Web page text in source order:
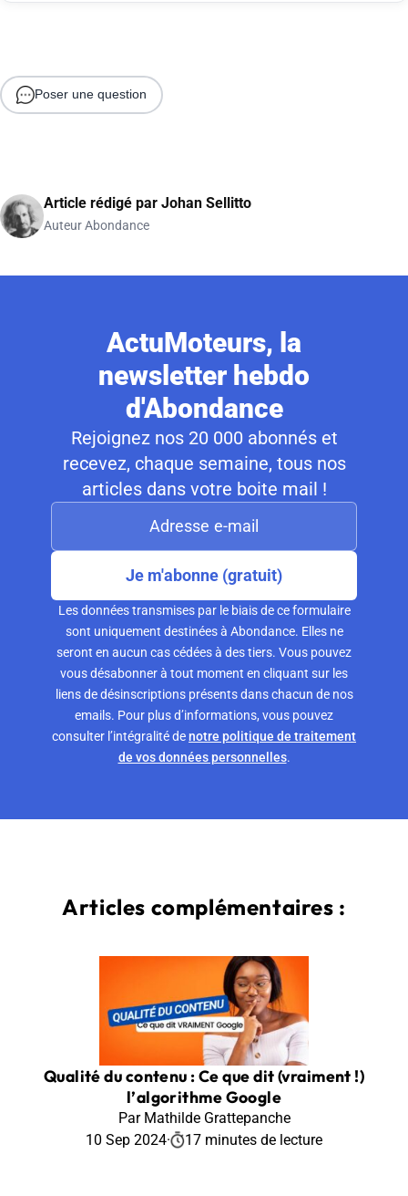
Poser une question
Article rédigé par Johan Sellitto
Auteur Abondance
ActuMoteurs, la
newsletter hebdo
d'Abondance
Rejoignez nos 20 000 abonnés et
recevez, chaque semaine, tous nos
articles dans votre boite mail !
Je m'abonne (gratuit)
Les données transmises par le biais de ce formulaire
sont uniquement destinées à Abondance. Elles ne
seront en aucun cas cédées à des tiers. Vous pouvez
vous désabonner à tout moment en cliquant sur les
liens de désinscriptions présents dans chacun de nos
emails. Pour plus d’informations, vous pouvez
consulter l’intégralité denotre politique de traitement
de vos données personnelles.
Articles complémentaires :
Qualité du contenu : Ce que dit (vraiment !)
l’algorithme Google
Par Mathilde Grattepanche
10 Sep 2024· 17 minutes de lecture